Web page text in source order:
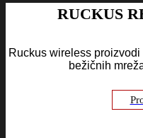
RUCKUS
Ruckus wireless
bežičnih